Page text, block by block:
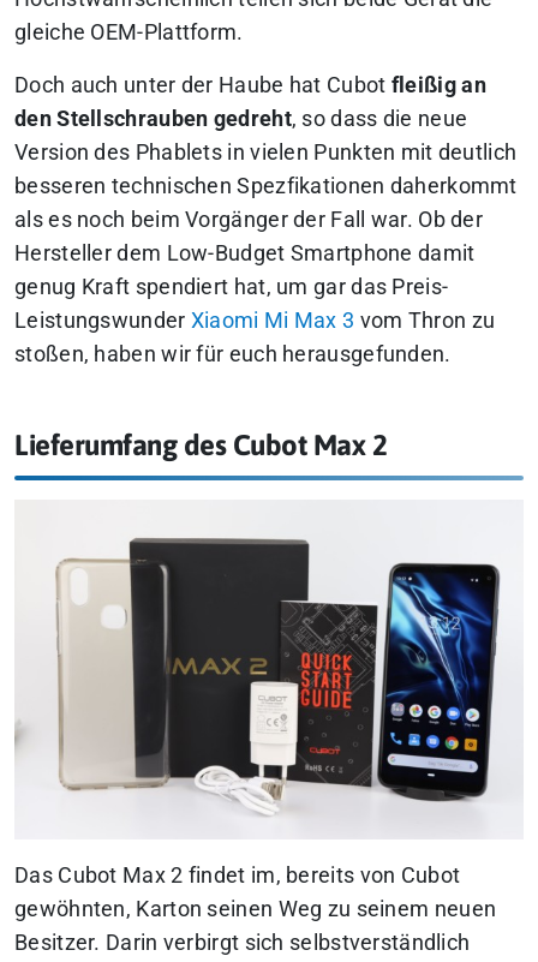
gleiche OEM-Plattform.
Doch auch unter der Haube hat Cubot fleißig an
den Stellschrauben gedreht, so dass die neue
Version des Phablets in vielen Punkten mit deutlich
besseren technischen Spezfikationen daherkommt
als es noch beim Vorgänger der Fall war. Ob der
Hersteller dem Low-Budget Smartphone damit
genug Kraft spendiert hat, um gar das Preis-
Leistungswunder Xiaomi Mi Max 3 vom Thron zu
stoßen, haben wir für euch herausgefunden.
Lieferumfang des Cubot Max 2
Das Cubot Max 2 findet im, bereits von Cubot
gewöhnten, Karton seinen Weg zu seinem neuen
Besitzer. Darin verbirgt sich selbstverständlich